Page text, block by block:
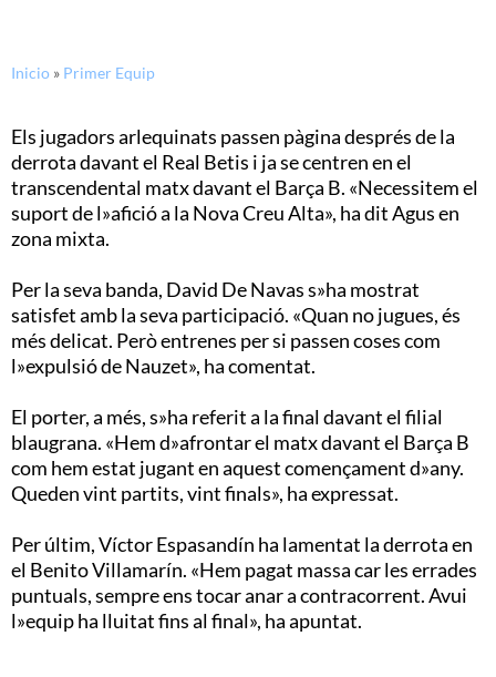
Inicio » Primer Equip
Els jugadors arlequinats passen pàgina després de la
derrota davant el Real Betis i ja se centren en el
transcendental matx davant el Barça B. «Necessitem el
suport de l»afició a la Nova Creu Alta», ha dit Agus en
zona mixta.
Per la seva banda, David De Navas s»ha mostrat
satisfet amb la seva participació. «Quan no jugues, és
més delicat. Però entrenes per si passen coses com
l»expulsió de Nauzet», ha comentat.
El porter, a més, s»ha referit a la final davant el filial
blaugrana. «Hem d»afrontar el matx davant el Barça B
com hem estat jugant en aquest començament d»any.
Queden vint partits, vint finals», ha expressat.
Per últim, Víctor Espasandín ha lamentat la derrota en
el Benito Villamarín. «Hem pagat massa car les errades
puntuals, sempre ens tocar anar a contracorrent. Avui
l»equip ha lluitat fins al final», ha apuntat.